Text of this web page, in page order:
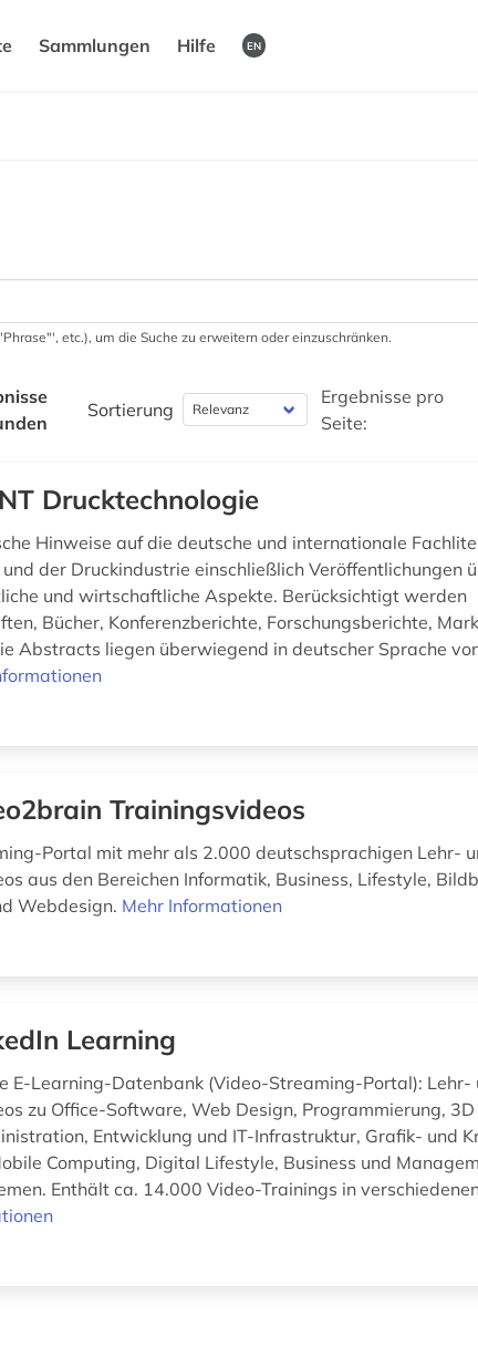
Sammlungen Hilfe EN
etc.), um die Suche zu erweitern oder einzuschränken.
Sortierung
Ergebnisse pro
Seite:
Drucktechnologie
Hinweise auf die deutsche und internationale
der Druckindustrie einschließlich Veröffentlichungen
und wirtschaftliche Aspekte. Berücksichtigt werden
Bücher, Konferenzberichte, Forschungsberichte,
Abstracts liegen überwiegend in deutscher Sprache
Trainingsvideos
Portal mit mehr als 2.000 deutschsprachigen Lehr-
aus den Bereichen Informatik, Business, Lifestyle,
Webdesign. Mehr Informationen
Learning
E-Learning-Datenbank (Video-Streaming-Portal): Lehr-
zu Office-Software, Web Design, Programmierung,
Entwicklung und IT-Infrastruktur, Grafik- und
Computing, Digital Lifestyle, Business und
Enthält ca. 14.000 Video-Trainings in